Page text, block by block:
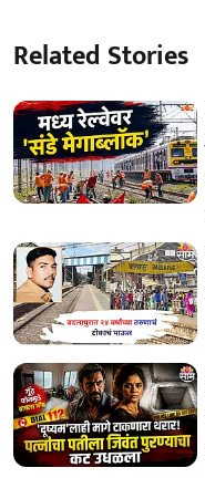
Related Stories